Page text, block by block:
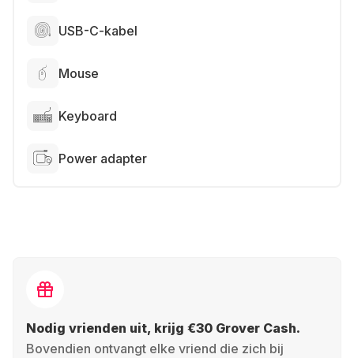
USB-C-kabel
Mouse
Keyboard
Power adapter
Nodig vrienden uit, krijg €30 Grover Cash.
Bovendien ontvangt elke vriend die zich bij